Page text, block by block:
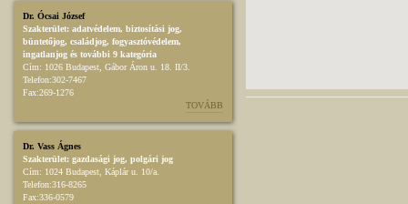
Dr. Ócsai József
Szakterület: adatvédelem, biztosítási jog,
büntetőjog, családjog, fogyasztóvédelem,
ingatlanjog és további 9 kategória
Cím: 1026 Budapest, Gábor Áron u. 18. II/3.
Telefon:302-7467
Fax:269-1276
TOVÁBB
Dr. Vass Ágnes
Szakterület: gazdasági jog, polgári jog
Cím: 1024 Budapest, Káplár u. 10/a.
Telefon:316-8265
Fax:336-0579